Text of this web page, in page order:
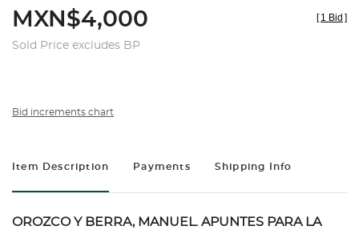
MXN$4,000
Sold Price excludes BP
[ 1 Bid ]
Bid increments chart
Item Description Payments Shipping Info
OROZCO Y BERRA, MANUEL. APUNTES PARA LA